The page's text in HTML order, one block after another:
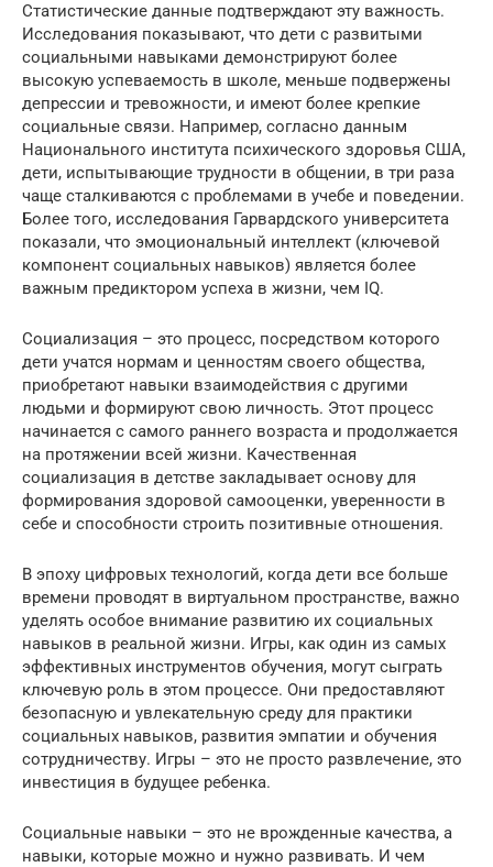
Статистические данные подтверждают эту важность.
Исследования показывают, что дети с развитыми
социальными навыками демонстрируют более
высокую успеваемость в школе, меньше подвержены
депрессии и тревожности, и имеют более крепкие
социальные связи. Например, согласно данным
Национального института психического здоровья США,
дети, испытывающие трудности в общении, в три раза
чаще сталкиваются с проблемами в учебе и поведении.
Более того, исследования Гарвардского университета
показали, что эмоциональный интеллект (ключевой
компонент социальных навыков) является более
важным предиктором успеха в жизни, чем IQ.
Социализация – это процесс, посредством которого
дети учатся нормам и ценностям своего общества,
приобретают навыки взаимодействия с другими
людьми и формируют свою личность. Этот процесс
начинается с самого раннего возраста и продолжается
на протяжении всей жизни. Качественная
социализация в детстве закладывает основу для
формирования здоровой самооценки, уверенности в
себе и способности строить позитивные отношения.
В эпоху цифровых технологий, когда дети все больше
времени проводят в виртуальном пространстве, важно
уделять особое внимание развитию их социальных
навыков в реальной жизни. Игры, как один из самых
эффективных инструментов обучения, могут сыграть
ключевую роль в этом процессе. Они предоставляют
безопасную и увлекательную среду для практики
социальных навыков, развития эмпатии и обучения
сотрудничеству. Игры – это не просто развлечение, это
инвестиция в будущее ребенка.
Социальные навыки – это не врожденные качества, а
навыки, которые можно и нужно развивать. И чем